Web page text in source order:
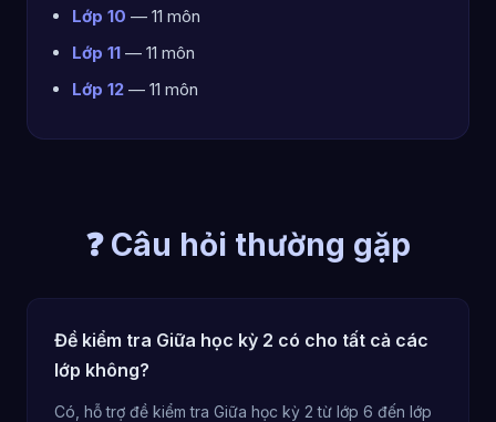
Lớp 10 — 11 môn
Lớp 11 — 11 môn
Lớp 12 — 11 môn
❓ Câu hỏi thường gặp
Đề kiểm tra Giữa học kỳ 2 có cho tất cả các
lớp không?
Có, hỗ trợ đề kiểm tra Giữa học kỳ 2 từ lớp 6 đến lớp